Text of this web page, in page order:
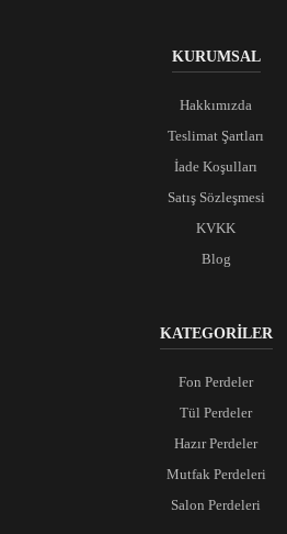
KURUMSAL
Hakkımızda
Teslimat Şartları
İade Koşulları
Satış Sözleşmesi
KVKK
Blog
KATEGORİLER
Fon Perdeler
Tül Perdeler
Hazır Perdeler
Mutfak Perdeleri
Salon Perdeleri